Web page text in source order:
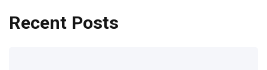
Recent Posts